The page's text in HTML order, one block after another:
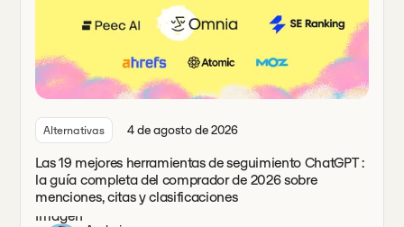
Alternativas 4 de agosto de 2026
Las 19 mejores herramientas de seguimiento ChatGPT :
la guía completa del comprador de 2026 sobre
menciones, citas y clasificaciones